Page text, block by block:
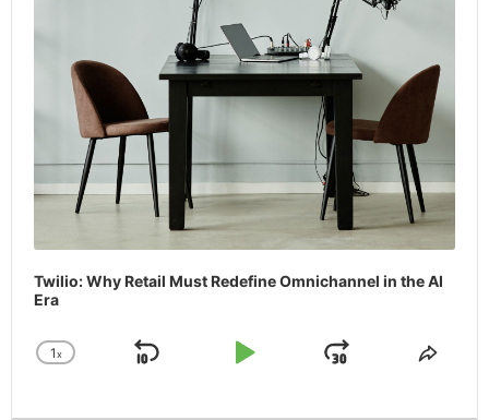
Twilio: Why Retail Must Redefine Omnichannel in the AI
Era
Change
1x
Skip
Play
Jump
Share